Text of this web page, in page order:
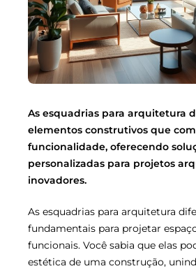
As esquadrias para arquitetura
elementos construtivos que
funcionalidade, oferecendo
personalizadas para projetos
inovadores.
As esquadrias para arquitetura
fundamentais para projetar
funcionais. Você sabia que elas
estética de uma construção,